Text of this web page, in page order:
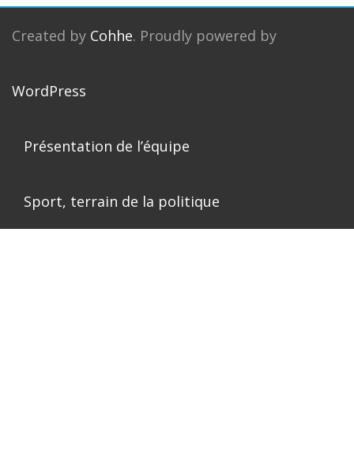
Created by Cohhe. Proudly powered by
WordPress
Présentation de l’équipe
Sport, terrain de la politique